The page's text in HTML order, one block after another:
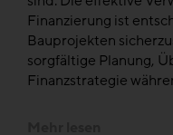
Finanzierung ist
Bauprojekten
sorgfältige Planung,
Finanzstrategie